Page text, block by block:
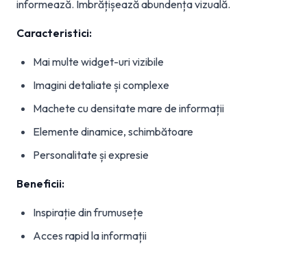
informează. Îmbrățișează abundența vizuală.
Caracteristici:
Mai multe widget-uri vizibile
Imagini detaliate și complexe
Machete cu densitate mare de informații
Elemente dinamice, schimbătoare
Personalitate și expresie
Beneficii:
Inspirație din frumusețe
Acces rapid la informații